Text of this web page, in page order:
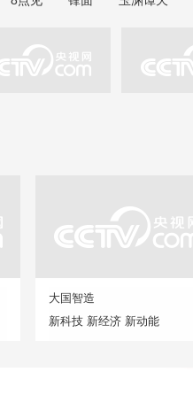
大国智造
新科技 新经济 新动能